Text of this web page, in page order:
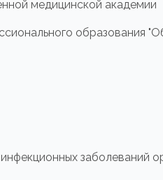
медицинской академии
образования
заболеваний